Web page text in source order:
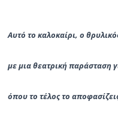
Πολιτισμός
Αυτό το καλοκαίρι, ο
με μια θεατρική παράσταση
όπου το τέλος το